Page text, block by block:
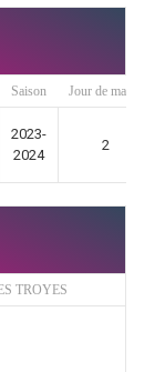
Saison Jour de match
2023-
2024
2
TROYES